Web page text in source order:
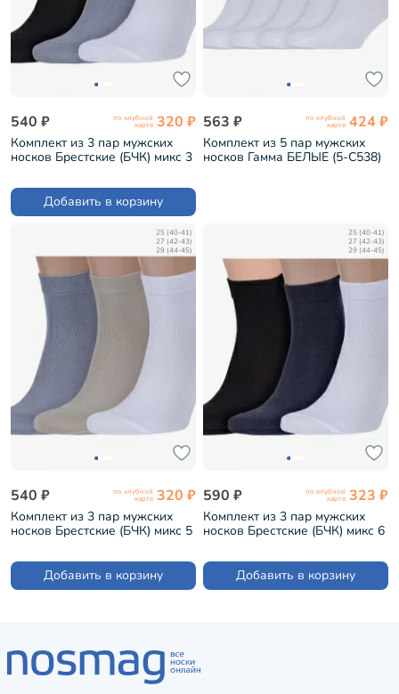
540 ₽ по клубной
карте 320 ₽
Комплект из 3 пар мужских
носков Брестские (БЧК) микс 3
Добавить в корзину
563 ₽ по клубной
карте 424 ₽
Комплект из 5 пар мужских
носков Гамма БЕЛЫЕ (5-С538)
25 (40-41)
27 (42-43)
29 (44-45)
540 ₽ по клубной
карте 320 ₽
Комплект из 3 пар мужских
носков Брестские (БЧК) микс 5
Добавить в корзину
25 (40-41)
27 (42-43)
29 (44-45)
590 ₽ по клубной
карте 323 ₽
Комплект из 3 пар мужских
носков Брестские (БЧК) микс 6
Добавить в корзину